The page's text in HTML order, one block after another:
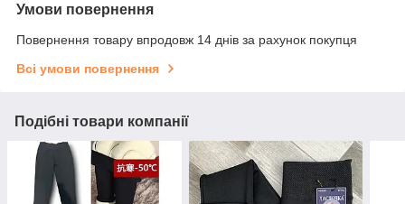
Умови повернення
Повернення товару впродовж 14 днів за рахунок покупця
Всі умови повернення
Подібні товари компанії